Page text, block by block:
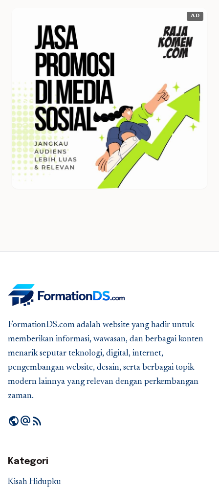
AD
FormationDS.com adalah website yang hadir untuk
memberikan informasi, wawasan, dan berbagai konten
menarik seputar teknologi, digital, internet,
pengembangan website, desain, serta berbagai topik
modern lainnya yang relevan dengan perkembangan
zaman.
publicalternate_emailrss_feed
Kategori
Kisah Hidupku